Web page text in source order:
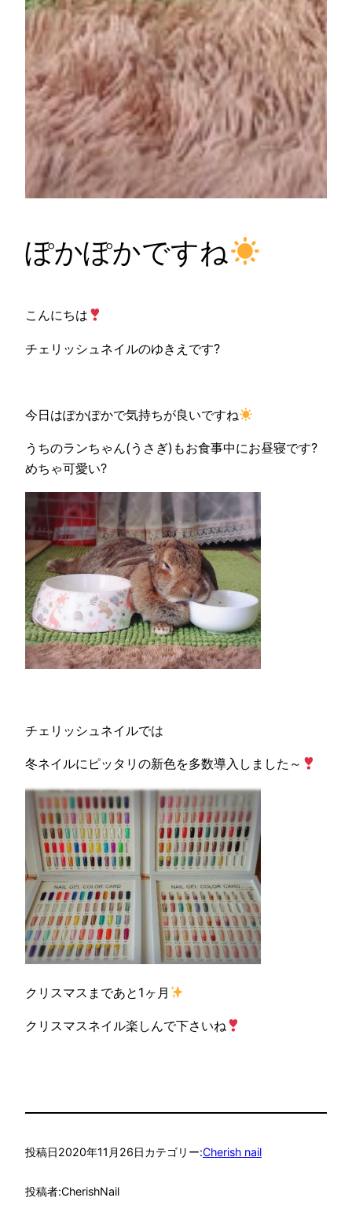
ぽかぽかですね
こんにちは
チェリッシュネイルのゆきえです?
今日はぽかぽかで気持ちが良いですね
うちのランちゃん(うさぎ)もお食事中にお昼寝です?
めちゃ可愛い?
チェリッシュネイルでは
冬ネイルにピッタリの新色を多数導入しました～
クリスマスまであと1ヶ月
クリスマスネイル楽しんで下さいね
投稿日2020年11月26日カテゴリー:Cherish nail
投稿者:CherishNail